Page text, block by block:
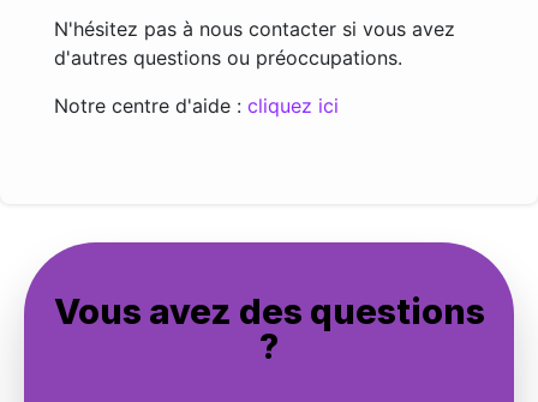
N'hésitez pas à nous contacter si vous avez
d'autres questions ou préoccupations.
Notre centre d'aide : cliquez ici
Vous avez des questions
?